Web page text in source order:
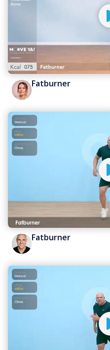
Fatburner
Fatburner